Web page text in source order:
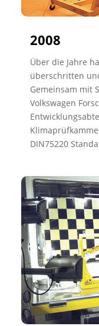
2008
Über die Jahre
überschritten
Gemeinsam mit
Volkswagen
DIN75220